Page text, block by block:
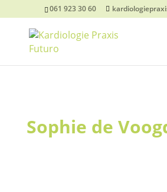
061 923 30 60
Sophie de